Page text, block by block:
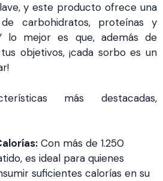
y este producto ofrece una
carbohidratos, proteínas y
lo mejor es que, además de
objetivos, ¡cada sorbo es un
más destacadas,
Con más de 1.250
es ideal para quienes
suficientes calorías en su